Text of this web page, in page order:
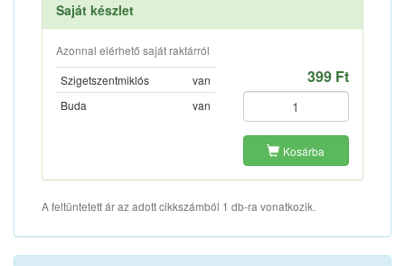
Saját készlet
Azonnal elérhető saját raktárról
Szigetszentmiklós
van
Buda
van
399 Ft
Kosárba
A feltüntetett ár az adott cikkszámból 1 db-ra vonatkozik.